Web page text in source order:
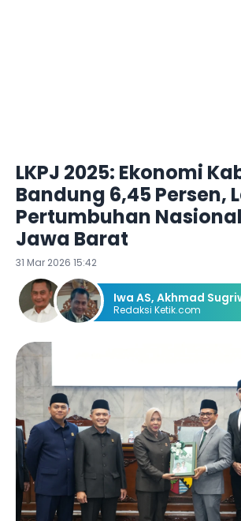
LKPJ 2025: Ekonomi
Bandung 6,45 Persen,
Pertumbuhan
Jawa Barat
31 Mar 2026 15:42
Iwa AS, Akhmad
Redaksi Ketik.com